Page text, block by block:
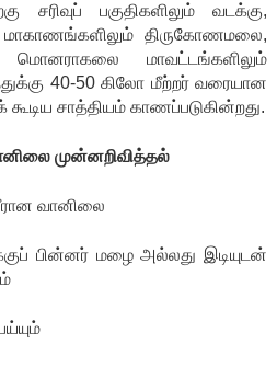
சரிவுப் பகுதிகளிலும் வடக்கு,
திருகோணமலை,
மாவட்டங்களிலும்
40-50 கிலோ மீற்றர் வரையான
சாத்தியம் காணப்படுகின்றது.
முன்னறிவித்தல்
வானிலை
பின்னர் மழை அல்லது இடியுடன்